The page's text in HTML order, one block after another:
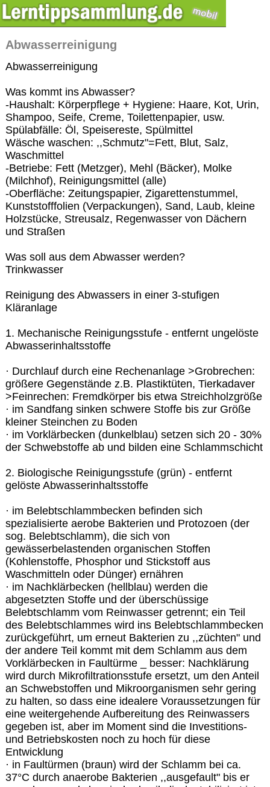
Abwasserreinigung
Abwasserreinigung
Was kommt ins Abwasser?
-Haushalt: Körperpflege + Hygiene: Haare, Kot, Urin,
Shampoo, Seife, Creme, Toilettenpapier, usw.
Spülabfälle: Öl, Speisereste, Spülmittel
Wäsche waschen: ,,Schmutz"=Fett, Blut, Salz,
Waschmittel
-Betriebe: Fett (Metzger), Mehl (Bäcker), Molke
(Milchhof), Reinigungsmittel (alle)
-Oberfläche: Zeitungspapier, Zigarettenstummel,
Kunststofffolien (Verpackungen), Sand, Laub, kleine
Holzstücke, Streusalz, Regenwasser von Dächern
und Straßen
Was soll aus dem Abwasser werden?
Trinkwasser
Reinigung des Abwassers in einer 3-stufigen
Kläranlage
1. Mechanische Reinigungsstufe - entfernt ungelöste
Abwasserinhaltsstoffe
· Durchlauf durch eine Rechenanlage >Grobrechen:
größere Gegenstände z.B. Plastiktüten, Tierkadaver
>Feinrechen: Fremdkörper bis etwa Streichholzgröße
· im Sandfang sinken schwere Stoffe bis zur Größe
kleiner Steinchen zu Boden
· im Vorklärbecken (dunkelblau) setzen sich 20 - 30%
der Schwebstoffe ab und bilden eine Schlammschicht
2. Biologische Reinigungsstufe (grün) - entfernt
gelöste Abwasserinhaltsstoffe
· im Belebtschlammbecken befinden sich
spezialisierte aerobe Bakterien und Protozoen (der
sog. Belebtschlamm), die sich von
gewässerbelastenden organischen Stoffen
(Kohlenstoffe, Phosphor und Stickstoff aus
Waschmitteln oder Dünger) ernähren
· im Nachklärbecken (hellblau) werden die
abgesetzten Stoffe und der überschüssige
Belebtschlamm vom Reinwasser getrennt; ein Teil
des Belebtschlammes wird ins Belebtschlammbecken
zurückgeführt, um erneut Bakterien zu ,,züchten" und
der andere Teil kommt mit dem Schlamm aus dem
Vorklärbecken in Faultürme _ besser: Nachklärung
wird durch Mikrofiltrationsstufe ersetzt, um den Anteil
an Schwebstoffen und Mikroorganismen sehr gering
zu halten, so dass eine idealere Voraussetzungen für
eine weitergehende Aufbereitung des Reinwassers
gegeben ist, aber im Moment sind die Investitions-
und Betriebskosten noch zu hoch für diese
Entwicklung
· in Faultürmen (braun) wird der Schlamm bei ca.
37°C durch anaerobe Bakterien ,,ausgefault" bis er